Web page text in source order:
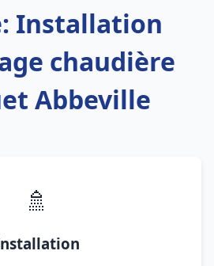
Installation
chaudière
Abbeville
🚿